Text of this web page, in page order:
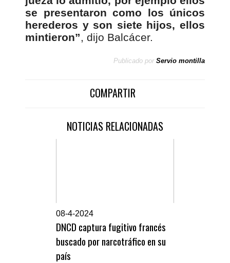
se presentaron como los únicos
herederos y son siete hijos, ellos
mintieron”, dijo Balcácer.
Publicado por Servio montilla
COMPARTIR
NOTICIAS RELACIONADAS
08-4-2024
DNCD captura fugitivo francés
buscado por narcotráfico en su
país